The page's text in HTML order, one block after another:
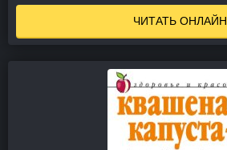
ЧИТАТЬ ОНЛАЙН